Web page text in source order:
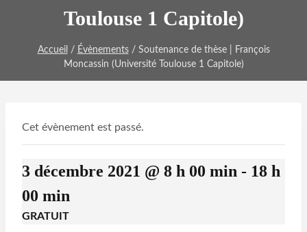
Toulouse 1 Capitole)
Accueil / Évènements / Soutenance de thèse | François
Moncassin (Université Toulouse 1 Capitole)
Cet évènement est passé.
3 décembre 2021 @ 8 h 00 min - 18 h
00 min
GRATUIT